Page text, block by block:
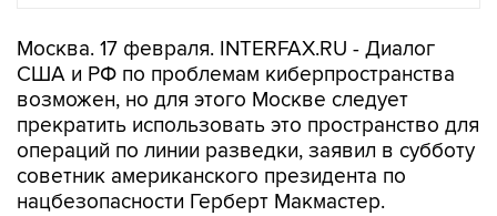
Москва. 17 февраля. INTERFAX.RU - Диалог
США и РФ по проблемам киберпространства
возможен, но для этого Москве следует
прекратить использовать это пространство для
операций по линии разведки, заявил в субботу
советник американского президента по
нацбезопасности Герберт Макмастер.